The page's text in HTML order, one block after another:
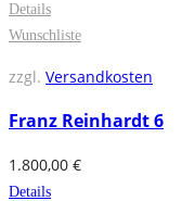
Details
Wunschliste
zzgl. Versandkosten
Franz Reinhardt 6
1.800,00 €
Details